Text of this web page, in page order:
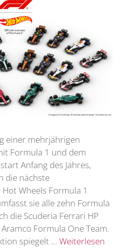
einer mehrjährigen
Formula 1 und dem
Anfang des Jahres,
die nächste
Wheels Formula 1
sie alle zehn Formula
die Scuderia Ferrari HP
Formula One Team.
spiegelt … Weiterlesen